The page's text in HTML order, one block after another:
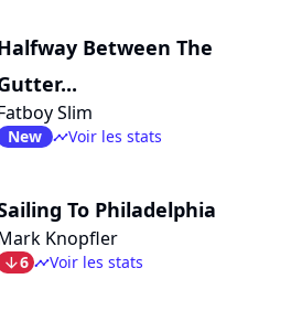
Between The
Slim
New timelineVoir les stats
To Philadelphia
Knopfler
arrow_bot6 timelineVoir les stats